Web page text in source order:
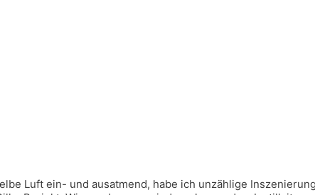
Luft ein- und aus­at­mend, habe ich unzäh­li­ge